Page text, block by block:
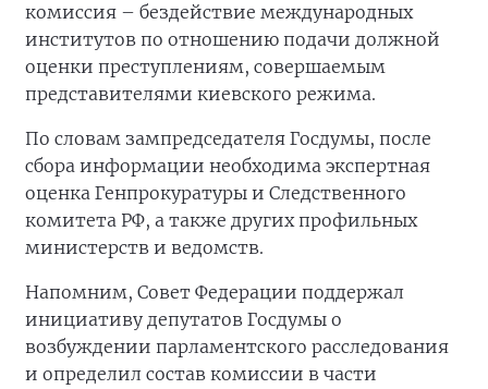
комиссия – бездействие международных
институтов по отношению подачи должной
оценки преступлениям, совершаемым
представителями киевского режима.
По словам зампредседателя Госдумы, после
сбора информации необходима экспертная
оценка Генпрокуратуры и Следственного
комитета РФ, а также других профильных
министерств и ведомств.
Напомним, Совет Федерации поддержал
инициативу депутатов Госдумы о
возбуждении парламентского расследования
и определил состав комиссии в части